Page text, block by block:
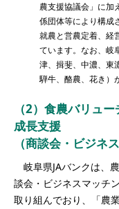
農支援協議会」に加
係団体等により構成
就農と営農定着、経
ています。なお、岐
津、揖斐、中濃、東
騨牛、酪農、花き）
（2）食農バリュ
成長支援
（商談会・ビジネ
岐阜県JAバンクは、
談会・ビジネスマッチ
取り組んでおり、「農